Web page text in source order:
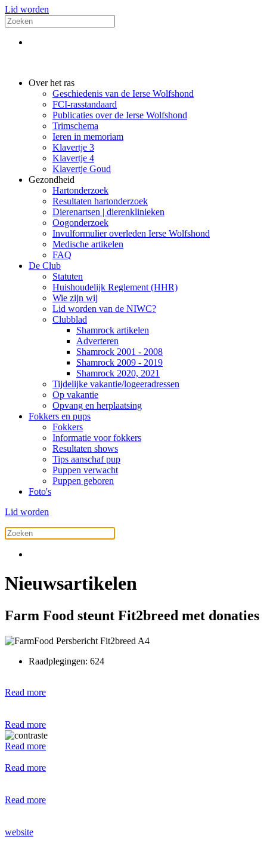
Lid worden
Over het ras
Geschiedenis van de Ierse Wolfshond
FCI-rasstandaard
Publicaties over de Ierse Wolfshond
Trimschema
Ieren in memoriam
Klavertje 3
Klavertje 4
Klavertje Goud
Gezondheid
Hartonderzoek
Resultaten hartonderzoek
Dierenartsen | dierenklinieken
Oogonderzoek
Invulformulier overleden Ierse Wolfshond
Medische artikelen
FAQ
De Club
Statuten
Huishoudelijk Reglement (HHR)
Wie zijn wij
Lid worden van de NIWC?
Clubblad
Shamrock artikelen
Adverteren
Shamrock 2001 - 2008
Shamrock 2009 - 2019
Shamrock 2020, 2021
Tijdelijke vakantie/logeeradressen
Op vakantie
Opvang en herplaatsing
Fokkers en pups
Fokkers
Informatie voor fokkers
Resultaten shows
Tips aanschaf pup
Puppen verwacht
Puppen geboren
Foto's
Lid worden
Nieuwsartikelen
Farm Food steunt Fit2breed met donaties
Raadplegingen: 624
Read more
Read more
Read more
Read more
Read more
website